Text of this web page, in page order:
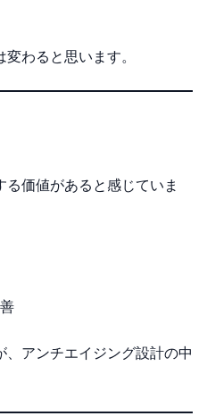
わると思います。
価値があると感じていま
アンチエイジング設計の中